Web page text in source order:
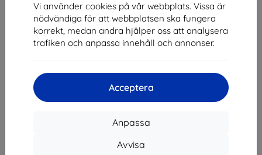
Vi använder cookies på vår webbplats. Vissa är
nödvändiga för att webbplatsen ska fungera
korrekt, medan andra hjälper oss att analysera
trafiken och anpassa innehåll och annonser.
Acceptera
Anpassa
Avvisa
Shield-SK s.r.o.
Organisationsnummer:46701494
Momsregistreringsnummer:SK2023549671
Kontakt